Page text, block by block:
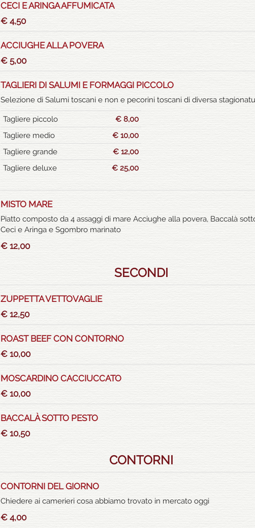
CECI E ARINGA AFFUMICATA
€ 4,50
ACCIUGHE ALLA POVERA
€ 5,00
TAGLIERI DI SALUMI E FORMAGGI PICCOLO
Selezione di Salumi toscani e non e pecorini toscani di diversa
Tagliere piccolo
€ 8,00
Tagliere medio
€ 10,00
Tagliere grande
€ 12,00
Tagliere deluxe
€ 25,00
MISTO MARE
Piatto composto da 4 assaggi di mare Acciughe alla povera, Baccalà
Ceci e Aringa e Sgombro marinato
€ 12,00
SECONDI
ZUPPETTA VETTOVAGLIE
€ 12,50
ROAST BEEF CON CONTORNO
€ 10,00
MOSCARDINO CACCIUCCATO
€ 10,00
BACCALÀ SOTTO PESTO
€ 10,50
CONTORNI
CONTORNI DEL GIORNO
Chiedere ai camerieri cosa abbiamo trovato in mercato oggi
€ 4,00